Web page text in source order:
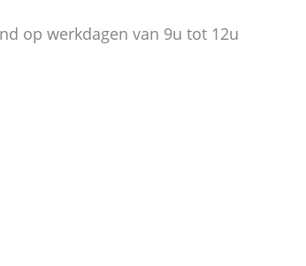
op werkdagen van 9u tot 12u